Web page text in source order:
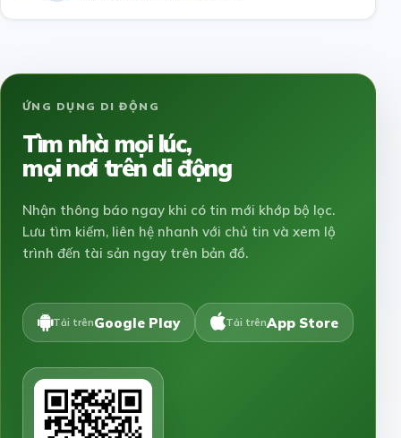
ỨNG DỤNG DI ĐỘNG
Tìm nhà mọi lúc,
mọi nơi trên di động
Nhận thông báo ngay khi có tin mới khớp bộ lọc.
Lưu tìm kiếm, liên hệ nhanh với chủ tin và xem lộ
trình đến tài sản ngay trên bản đồ.
Tải trênGoogle Play Tải trênApp Store